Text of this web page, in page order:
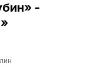
-